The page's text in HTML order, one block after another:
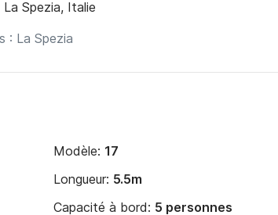
La Spezia, Italie
Modèle: 17
Longueur: 5.5m
Capacité à bord: 5 personnes